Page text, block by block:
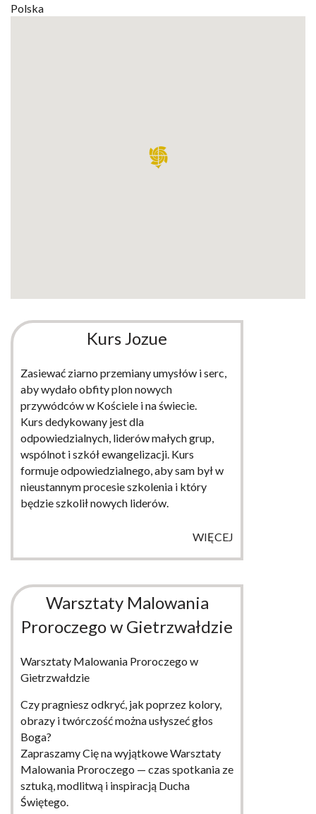
Polska
Kurs Jozue
Zasiewać ziarno przemiany umysłów i serc,
aby wydało obfity plon nowych
przywódców w Kościele i na świecie.
Kurs dedykowany jest dla
odpowiedzialnych, liderów małych grup,
wspólnot i szkół ewangelizacji. Kurs
formuje odpowiedzialnego, aby sam był w
nieustannym procesie szkolenia i który
będzie szkolił nowych liderów.
WIĘCEJ
Warsztaty Malowania
Proroczego w Gietrzwałdzie
Warsztaty Malowania Proroczego w
Gietrzwałdzie
Czy pragniesz odkryć, jak poprzez kolory,
obrazy i twórczość można usłyszeć głos
Boga?
Zapraszamy Cię na wyjątkowe Warsztaty
Malowania Proroczego — czas spotkania ze
sztuką, modlitwą i inspiracją Ducha
Świętego.